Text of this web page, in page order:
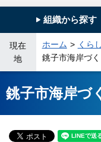
組織から探す
現在
地
ホーム くらし
銚子市海岸づ
銚子市海岸づ